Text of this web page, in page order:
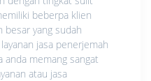
beberpa klien
besar yang sudah
jasa penerjemah
anda memang sangat
atau jasa